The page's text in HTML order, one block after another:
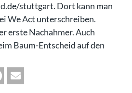
stuttgart. Dort kann man
We Act unterschreiben.
erste Nachahmer. Auch
Baum-Entscheid auf den